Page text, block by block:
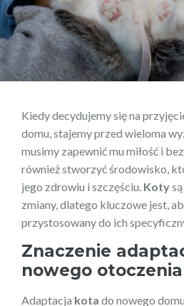
Kiedy decydujemy się na
domu, stajemy przed wieloma
musimy zapewnić mu miłość i
również stworzyć środowisko,
jego zdrowiu i szczęściu. Koty
zmiany, dlatego kluczowe jest,
przystosowany do ich
Znaczenie
nowego otoczenia
Adaptacja kota do nowego